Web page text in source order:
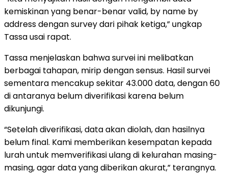
kemiskinan yang benar-benar valid, by name by
address dengan survey dari pihak ketiga,” ungkap
Tassa usai rapat.
Tassa menjelaskan bahwa survei ini melibatkan
berbagai tahapan, mirip dengan sensus. Hasil survei
sementara mencakup sekitar 43.000 data, dengan 60
di antaranya belum diverifikasi karena belum
dikunjungi.
“Setelah diverifikasi, data akan diolah, dan hasilnya
belum final. Kami memberikan kesempatan kepada
lurah untuk memverifikasi ulang di kelurahan masing-
masing, agar data yang diberikan akurat,” terangnya.